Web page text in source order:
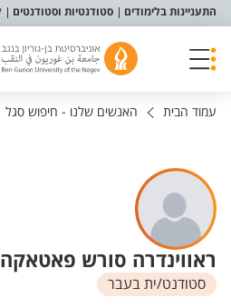
תפריט נגישות
התעניינות בלימודים סטודנטיות וסטודנטים
עמוד הבית האנשים שלנו - חיפוש סגל
ראווינדרה סורש פאטאקה
סטודנט/ית בעבר